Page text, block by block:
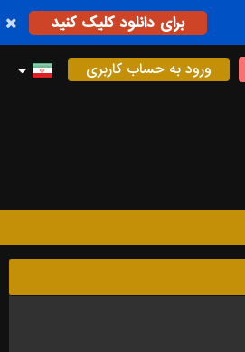
برای دانلود کلیک کنید
ورود به حساب کاربری